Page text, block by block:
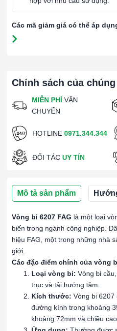
Chính sách của
MIỄN PHÍ VẬN
CHUYỂN
HOTLINE 0971.344.344
ĐỐI TÁC UY TÍN
Mô tả sản phẩm
Vòng bi 6207 FAG là một loại
biến trong ngành công nghiệp.
hiệu FAG, một trong những nhà
giới.
Các đặc điểm chính của vòng
Loại vòng bi: Vòng bi
trục và tải hướng tâm.
Kích thước: Vòng bi
đường kính trong khoảng
khoảng 72mm và chiều
Các mã giảm giá có thể áp